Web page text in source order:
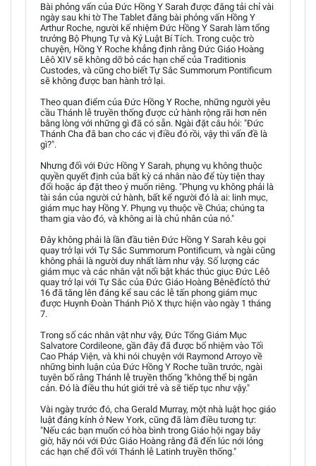
Bài phỏng vấn của Đức Hồng Y Sarah được đăng tải chỉ vài
ngày sau khi tờ The Tablet đăng bài phỏng vấn Hồng Y
Arthur Roche, người kế nhiệm Đức Hồng Y Sarah làm tổng
trưởng Bộ Phụng Tự và Kỷ Luật Bí Tích. Trong cuộc trò
chuyện, Hồng Y Roche khẳng định rằng Đức Giáo Hoàng
Lêô XIV sẽ không dỡ bỏ các hạn chế của Traditionis
Custodes, và cũng cho biết Tự Sắc Summorum Pontificum
sẽ không được ban hành trở lại.
Theo quan điểm của Đức Hồng Y Roche, những người yêu
cầu Thánh lễ truyền thống được cử hành rộng rãi hơn nên
bằng lòng với những gì đã có sẵn. Ngài đặt câu hỏi: "Đức
Thánh Cha đã ban cho các vị điều đó rồi, vậy thì vấn đề là
gì?".
Nhưng đối với Đức Hồng Y Sarah, phụng vụ không thuộc
quyền quyết định của bất kỳ cá nhân nào để tùy tiện thay
đổi hoặc áp đặt theo ý muốn riêng. "Phụng vụ không phải là
tài sản của người cử hành, bất kể người đó là ai: linh mục,
giám mục hay Hồng Y. Phụng vụ thuộc về Chúa; chúng ta
tham gia vào đó, và không ai là chủ nhân của nó."
Đây không phải là lần đầu tiên Đức Hồng Y Sarah kêu gọi
quay trở lại với Tự Sắc Summorum Pontificum, và ngài cũng
không phải là người duy nhất làm như vậy. Số lượng các
giám mục và các nhân vật nổi bật khác thúc giục Đức Lêô
quay trở lại với Tự Sắc của Đức Giáo Hoàng Bênêđíctô thứ
16 đã tăng lên đáng kể sau các lễ tấn phong giám mục
được Huynh Đoàn Thánh Piô X thực hiện vào ngày 1 tháng
7.
Trong số các nhân vật như vậy, Đức Tổng Giám Mục
Salvatore Cordileone, gần đây đã được bổ nhiệm vào Tối
Cao Pháp Viện, và khi nói chuyện với Raymond Arroyo về
những bình luận của Đức Hồng Y Roche tuần trước, ngài
tuyên bố rằng Thánh lễ truyền thống "không thể bị ngăn
cản. Đó là điều thu hút giới trẻ và sẽ tiếp tục như vậy."
Vài ngày trước đó, cha Gerald Murray, một nhà luật học giáo
luật đáng kính ở New York, cũng đã làm điều tương tự:
"Nếu các bạn muốn có hòa bình trong Giáo hội ngay bây
giờ, hãy nói với Đức Giáo Hoàng rằng đã đến lúc nới lỏng
các hạn chế đối với Thánh lễ Latinh truyền thống."